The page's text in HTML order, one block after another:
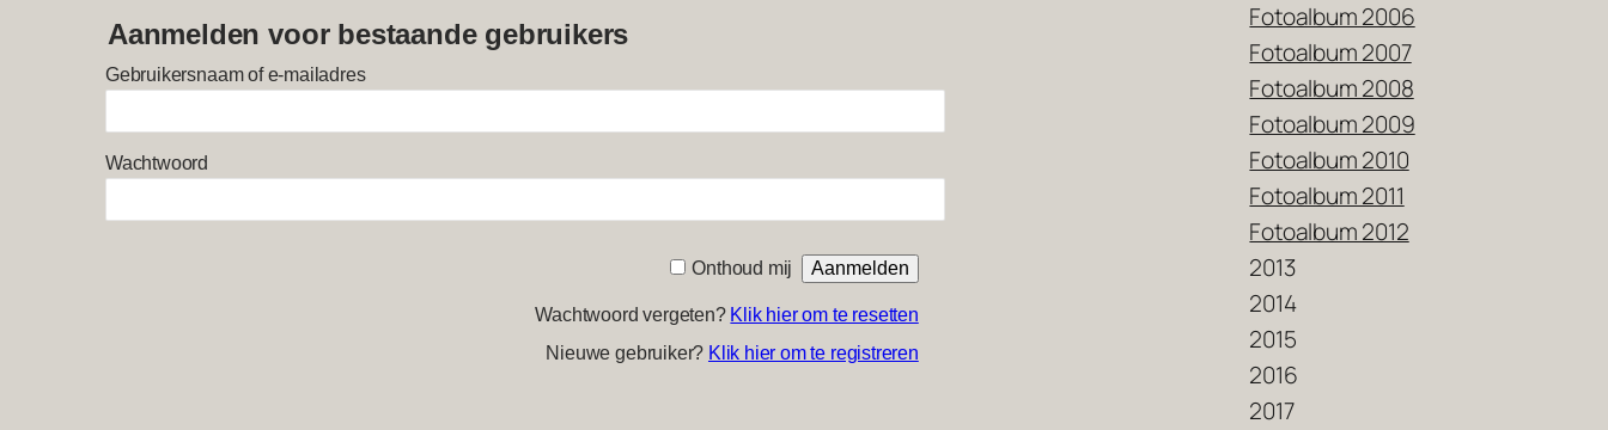
Aanmelden voor bestaande gebruikers
Gebruikersnaam of e-mailadres
Wachtwoord
Onthoud mij
Wachtwoord vergeten? Klik hier om te resetten
Nieuwe gebruiker? Klik hier om te registreren
Fotoalbum 2006
Fotoalbum 2007
Fotoalbum 2008
Fotoalbum 2009
Fotoalbum 2010
Fotoalbum 2011
Fotoalbum 2012
2013
2014
2015
2016
2017